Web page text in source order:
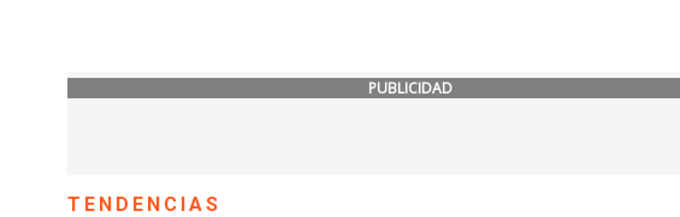
PUBLICIDAD
TENDENCIAS